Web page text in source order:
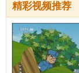
精彩视频推荐